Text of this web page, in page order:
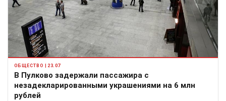
ОБЩЕСТВО | 23.07
В Пулково задержали пассажира с
незадекларированными украшениями на 6 млн
рублей